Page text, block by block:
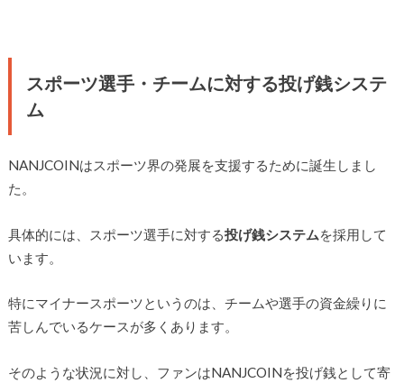
スポーツ選手・チームに対する投げ銭システ
ム
NANJCOINはスポーツ界の発展を支援するために誕生しまし
た。
具体的には、スポーツ選手に対する投げ銭システムを採用して
います。
特にマイナースポーツというのは、チームや選手の資金繰りに
苦しんでいるケースが多くあります。
そのような状況に対し、ファンはNANJCOINを投げ銭として寄